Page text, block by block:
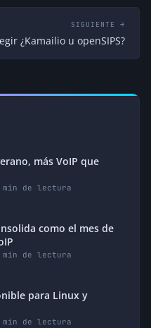
SIGUIENTE →
¿Kamailio u openSIPS?
más VoIP que
min de lectura
como el mes de
min de lectura
para Linux y
min de lectura